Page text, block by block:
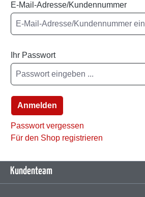
E-Mail-Adresse/Kundennummer
Ihr Passwort
Anmelden
Passwort vergessen
Für den Shop registrieren
Kundenteam